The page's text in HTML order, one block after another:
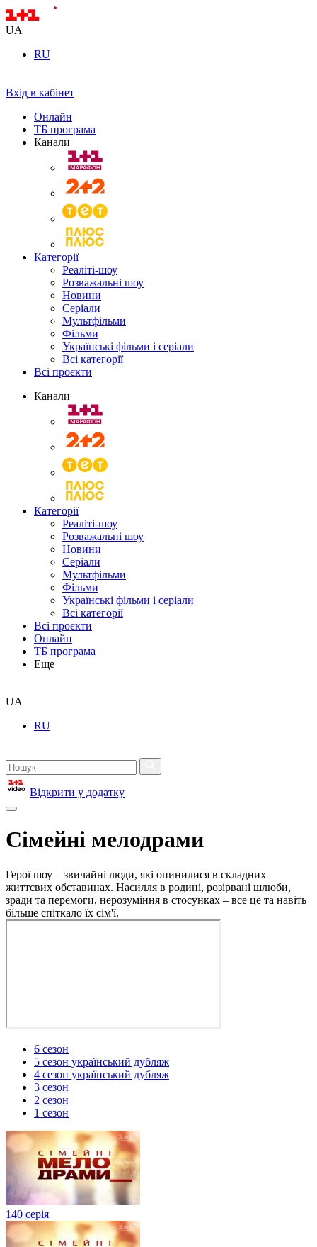
UA
RU
Вхід в кабінет
Онлайн
ТБ програма
Канали
Категорії
Реаліті-шоу
Розважальні шоу
Новини
Серіали
Мультфільми
Фільми
Українські фільми і серіали
Всі категорії
Всі проєкти
Канали
Категорії
Реаліті-шоу
Розважальні шоу
Новини
Серіали
Мультфільми
Фільми
Українські фільми і серіали
Всі категорії
Всі проєкти
Онлайн
ТБ програма
Еще
UA
RU
Відкрити у додатку
Сімейні мелодрами
Герої шоу – звичайні люди, які опинилися в складних
життєвих обставинах. Насилля в родині, розірвані шлюби,
зради та перемоги, нерозуміння в стосунках – все це та навіть
більше спіткало їх сім'ї.
6 сезон
5 сезон український дубляж
4 сезон український дубляж
3 сезон
2 сезон
1 сезон
140 серія